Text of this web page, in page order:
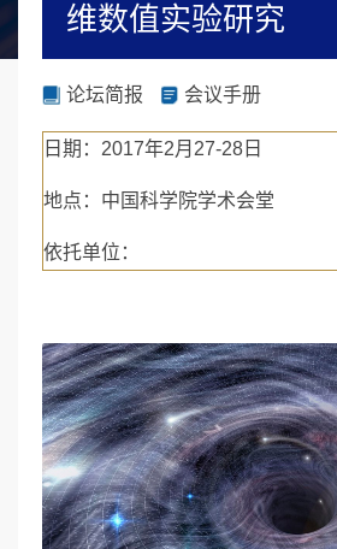
维数值实验研究
论坛简报 会议手册
日期：2017年2月27-28日
地点：中国科学院学术会堂
依托单位：